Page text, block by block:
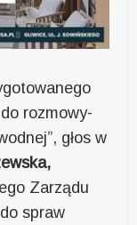
rozmowy-
głos w
Zarządu
spraw